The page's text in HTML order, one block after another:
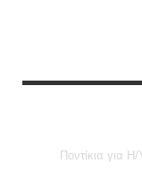
Ποντίκια για